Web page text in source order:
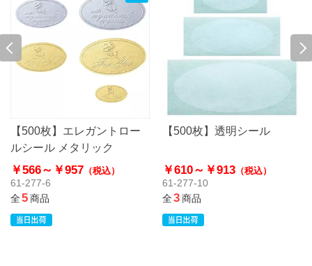
【500枚】エレガントロー
ルシール メタリック
￥566～ ￥957 （税込）
61-277-6
全5商品
【500枚】透明シール
￥610～ ￥913 （税込）
61-277-10
全3商品